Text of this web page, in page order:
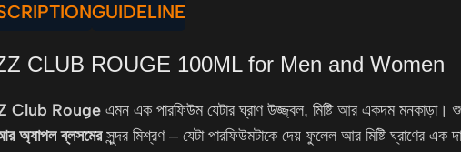
GUIDELINE
CLUB ROUGE 100ML for Men and Women
Club Rouge এমন এক পারফিউম যেটার ঘ্রাণ উজ্জ্বল, মিষ্টি আর একদম
অ্যাপল ব্লসমেরসুন্দর মিশ্রণ – যেটা পারফিউমটাকে দেয় ফুলেল আর মিষ্টি ঘ্রাণের এক